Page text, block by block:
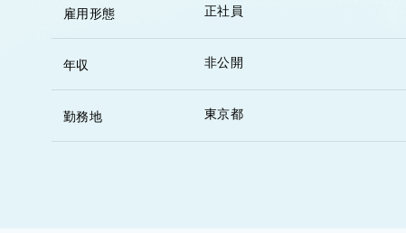
雇用形態 正社員
年収 非公開
勤務地 東京都